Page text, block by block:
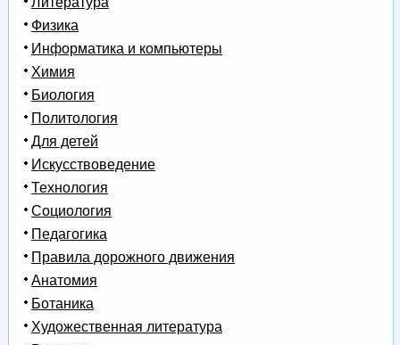
Физика
Информатика и компьютеры
Химия
Биология
Политология
Для детей
Искусствоведение
Технология
Социология
Педагогика
Правила дорожного движения
Анатомия
Ботаника
Художественная литература